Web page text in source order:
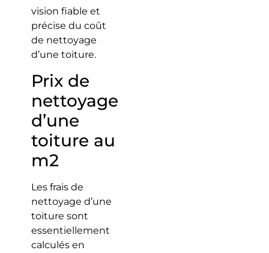
vision fiable et
précise du coût
de nettoyage
d’une toiture.
Prix de
nettoyage
d’une
toiture au
m2
Les frais de
nettoyage d’une
toiture sont
essentiellement
calculés en